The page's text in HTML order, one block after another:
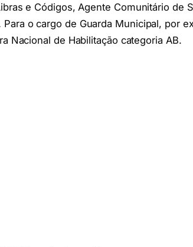
e Códigos, Agente Comunitário de
o cargo de Guarda Municipal, por
Nacional de Habilitação categoria AB.